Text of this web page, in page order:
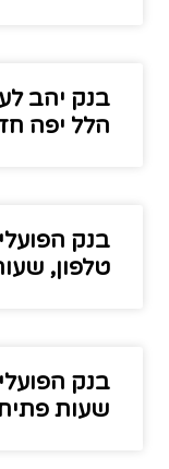
בנק יהב
הלל יפה
בנק
טלפון,
בנק
שעות